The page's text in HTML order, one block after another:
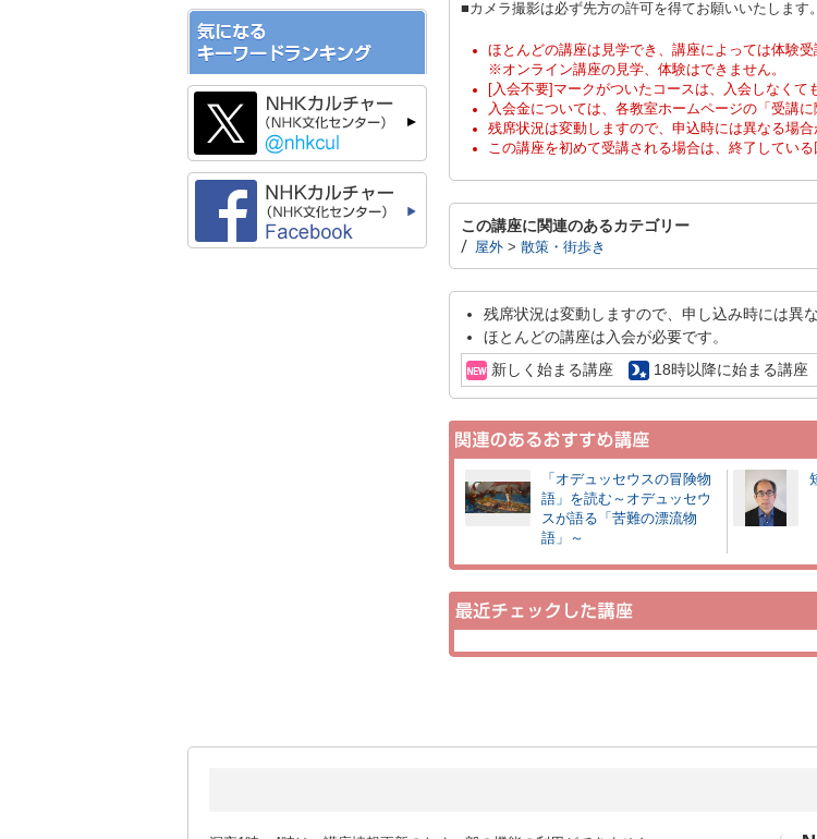
■カメラ撮影は必ず先方の許可を得てお願いいたします。
ほとんどの講座は見学でき、講座によっては体験
※オンライン講座の見学、体験はできません。
[入会不要]マークがついたコースは、入会しなくて
入会金については、各教室ホームページの「受講に
残席状況は変動しますので、申込時には異なる場合
この講座を初めて受講される場合は、終了してい
この講座に関連のあるカテゴリー
屋外> 散策・街歩き
残席状況は変動しますので、申し込み時には異
ほとんどの講座は入会が必要です。
新しく始まる講座
18時以降に始まる講座
「オデュッセウスの冒険物
語」を読む～オデュッセウ
スが語る「苦難の漂流物
語」～